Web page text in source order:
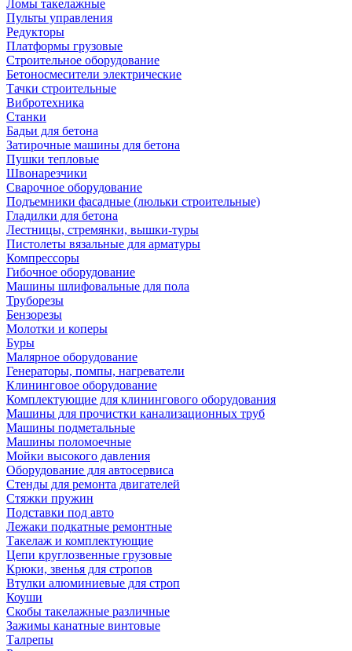
Ломы такелажные
Пульты управления
Редукторы
Платформы грузовые
Строительное оборудование
Бетоносмесители электрические
Тачки строительные
Вибротехника
Станки
Бадьи для бетона
Затирочные машины для бетона
Пушки тепловые
Швонарезчики
Сварочное оборудование
Подъемники фасадные (люльки строительные)
Гладилки для бетона
Лестницы, стремянки, вышки-туры
Пистолеты вязальные для арматуры
Компрессоры
Гибочное оборудование
Машины шлифовальные для пола
Труборезы
Бензорезы
Молотки и коперы
Буры
Малярное оборудование
Генераторы, помпы, нагреватели
Клининговое оборудование
Комплектующие для клинингового оборудования
Машины для прочистки канализационных труб
Машины подметальные
Машины поломоечные
Мойки высокого давления
Оборудование для автосервиса
Стенды для ремонта двигателей
Стяжки пружин
Подставки под авто
Лежаки подкатные ремонтные
Такелаж и комплектующие
Цепи круглозвенные грузовые
Крюки, звенья для стропов
Втулки алюминиевые для строп
Коуши
Скобы такелажные различные
Зажимы канатные винтовые
Талрепы